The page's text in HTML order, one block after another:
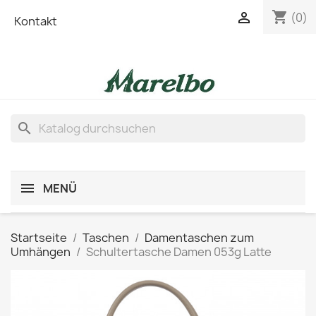
Kontakt shopping_cart (0)

search
MENÜ
Startseite Taschen
Damentaschen zum
Umhängen
Schultertasche Damen 053g Latte